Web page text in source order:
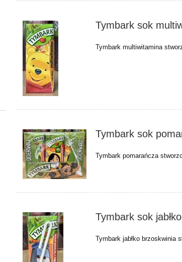
Tymbark sok
Tymbark multiwitamina
Tymbark sok
Tymbark pomarańcza
Tymbark sok
Tymbark jabłko brzoskwinia